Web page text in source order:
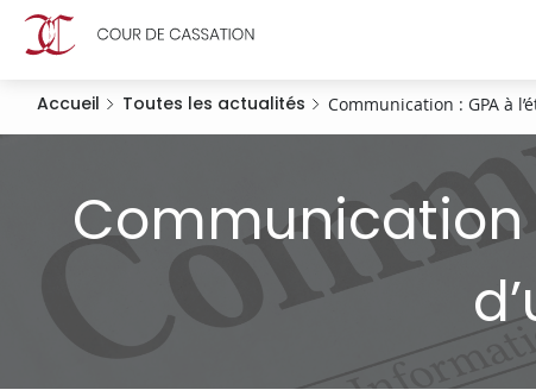
Accueil Toutes les actualités Communication : GPA à
Communication